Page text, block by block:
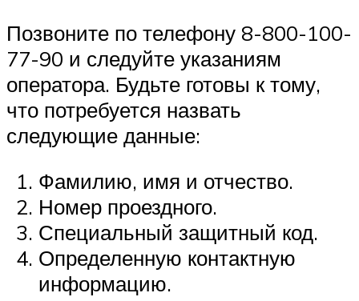
Позвоните по телефону 8-800-100-
77-90 и следуйте указаниям
оператора. Будьте готовы к тому,
что потребуется назвать
следующие данные:
Фамилию, имя и отчество.
Номер проездного.
Специальный защитный код.
Определенную контактную
информацию.